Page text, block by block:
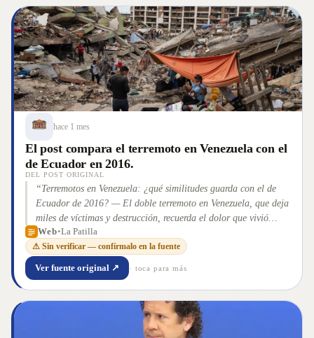
hace 1 mes
El post compara el terremoto en Venezuela con el
de Ecuador en 2016.
DEL POST ORIGINAL
“Terremotos en Venezuela: ¿qué similitudes guarda con el de
Ecuador de 2016? — El doble terremoto en Venezuela, que deja
miles de víctimas y destrucción, recuerda el dolor que vivió
Ecuador en abril de 2016. Ambos sismos guardan similitudes y
diferencias que se reflejan en el impacto y las cifras.
Web•La Patilla
⚠ Sin verificar — confírmalo en la fuente
Ver fuente original ↗ · toca para más